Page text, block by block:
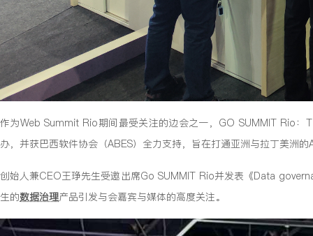
作为Web Summit Rio期间最受关注的边会之一，GO SUMMIT Rio
办，并获巴西软件协会（ABES）全力支持，旨在打通亚洲与拉丁美洲的
创始人兼CEO王琤先生受邀出席Go SUMMIT Rio并发表《Data
生的数据治理产品引发与会嘉宾与媒体的高度关注。